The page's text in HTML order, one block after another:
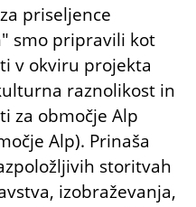
priseljence
smo pripravili kot
v okviru projekta
raznolikost in
za območje Alp
Alp). Prinaša
storitvah
izobraževanja,